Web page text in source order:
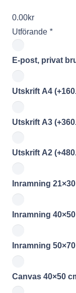
0.00kr
Utförande *
E-post, privat
Utskrift A4 (+
Utskrift A3 (+
Utskrift A2 (+
Inramning
Inramning
Inramning
Canvas 40×50